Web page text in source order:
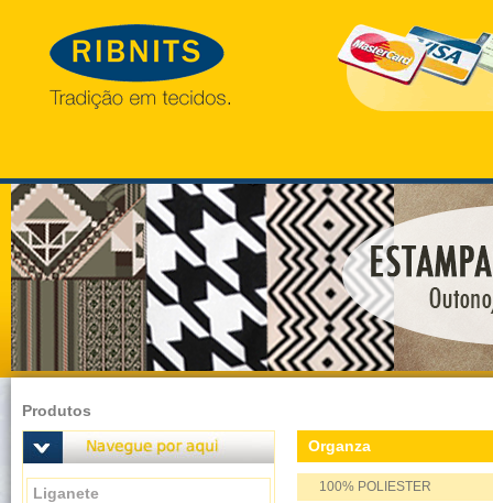
Produtos
Liganete
Organza
100% POLIESTER